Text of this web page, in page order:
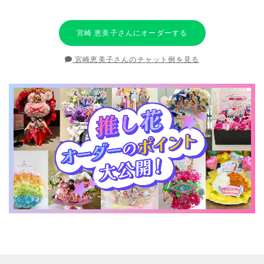
宮崎 恵美子さんにオーダーする
宮崎恵美子さんのチャット例を見る